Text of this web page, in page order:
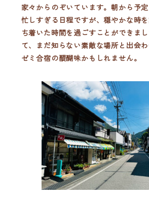
家々からのぞいています。朝から予
忙しすぎる日程ですが、穏やかな時
ち着いた時間を過ごすことができま
て、まだ知らない素敵な場所と出会
ゼミ合宿の醍醐味かもしれません。